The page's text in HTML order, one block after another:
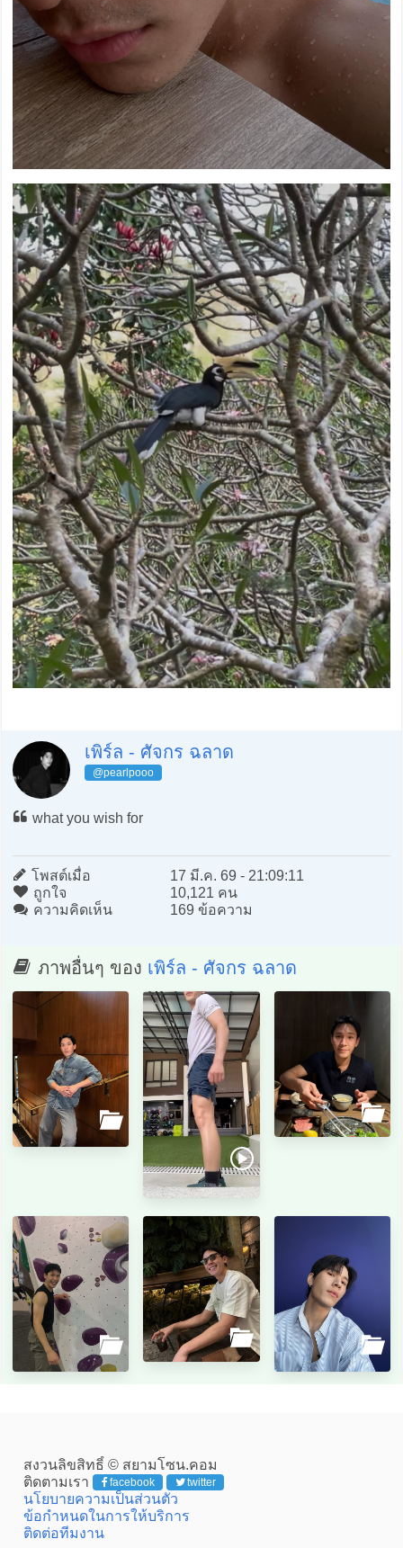
เพิร์ล - ศัจกร ฉลาด
@pearlpooo
what you wish for
โพสต์เมื่อ
17 มี.ค. 69 - 21:09:11
ถูกใจ
10,121 คน
ความคิดเห็น
169 ข้อความ
ภาพอื่นๆ ของ เพิร์ล - ศัจกร ฉลาด
สงวนลิขสิทธิ์ © สยามโซน.คอม
ติดตามเรา
facebook twitter
นโยบายความเป็นส่วนตัว
ข้อกำหนดในการให้บริการ
ติดต่อทีมงาน